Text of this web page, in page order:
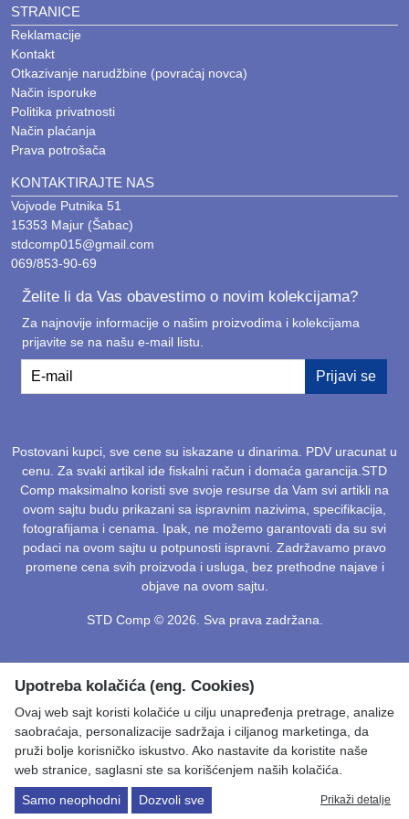
Savremeni uređaji opremljeni su filterima koji uklanjaju
bakterije, dok "Self-Cleaning" tehnologija održava
unutrašnju higijenu.
MONTAŽA I SERVIS U ŠAPCU I OKOLINI
pozicioniranje jedinica direktno utiču na
maksimalnu efikasnost i tiši rad vašeg uređaja.
Naš servisni tim u Šapcu osigurava precizno
postavljanje instalacija, dok redovno godišnje
održavanje obezbeđuje čist vazduh i duži radni
najsavremeniju opremu i ekološki gas R32.
ČESTO POSTAVLJANA PITANJA (FAQ)
U kućnim uslovima preporučuje se pranje svake dve
nedelje uz godišnji servis stručnog lica.
2. Da li klime troše puno struje na grejanju?
Inverter klime su najštedljiviji vid grejanja jer koriste
toplotnu pumpu za maksimalnu efikasnost.
3. Šta je prednost WiFi kontrole?
tako da vas čeka savršena temperatura uz uštedu
energije.
4. Dobijam li fiskalni račun i garanciju?
Svaki proizvod uSTD Comp -u dolazi sa zvaničnom
garancijom i fiskalnim računom.
STRANICE
Reklamacije
Kontakt
Otkazivanje narudžbine (povraćaj novca)
Način isporuke
Politika privatnosti
Način plaćanja
Prava potrošača
KONTAKTIRAJTE NAS
Vojvode Putnika 51
15353 Majur (Šabac)
stdcomp015@gmail.com
069/853-90-69
Želite li da Vas obavestimo o novim kolekcijama?
Za najnovije informacije o našim proizvodima i kolekcijama
prijavite se na našu e-mail listu.
E-mail
Prijavi se
Postovani kupci, sve cene su iskazane u dinarima. PDV uracunat u
cenu. Za svaki artikal ide fiskalni račun i domaća garancija.STD
Comp maksimalno koristi sve svoje resurse da Vam svi artikli na
ovom sajtu budu prikazani sa ispravnim nazivima, specifikacija,
fotografijama i cenama. Ipak, ne možemo garantovati da su svi
podaci na ovom sajtu u potpunosti ispravni. Zadržavamo pravo
promene cena svih proizvoda i usluga, bez prethodne najave i
objave na ovom sajtu.
STD Comp © 2026. Sva prava zadržana.
Upotreba kolačića (eng. Cookies)
Ovaj web sajt koristi kolačiće u cilju unapređenja pretrage, analize
saobraćaja, personalizacije sadržaja i ciljanog marketinga, da
pruži bolje korisničko iskustvo. Ako nastavite da koristite naše
web stranice, saglasni ste sa korišćenjem naših kolačića.
Samo neophodni Dozvoli sve Prikaži detalje